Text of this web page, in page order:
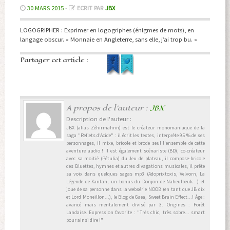
30 MARS 2015- ECRIT PAR JBX
LOGOGRIPHER : Exprimer en logogriphes (énigmes de mots), en
langage obscur. « Monnaie en Angleterre, sans elle, j’ai trop bu. »
Partager cet article :
A propos de l'auteur :JBX
Description de l'auteur :
JBX (alias Zéhirmahnn) est le créateur monomaniaque de la
saga "Reflets d’Acide" : il écrit les textes, interprète 95 % de ses
personnages, il mixe, bricole et brode seul l'ensemble de cette
aventure audio ! Il est également scénariste (BD), co-créateur
avec sa moitié (Pétulia) du Jeu de plateau, il compose-bricole
des Bluettes, hymnes et autres divagations musicales, il prête
sa voix dans quelques sagas mp3 (Adoprixtoxis, Velvorn, La
Légende de Xantah, un bonus du Donjon de Naheulbeuk...) et
joue de sa personne dans la websérie NOOB (en tant que JB dix
et Lord Moneillon...), le Blog de Gaea, Sweet Brain Effect...! Âge :
avancé mais mentalement divisé par 3. Origines : Forêt
Landaise. Expression favorite : "Très chic, très sobre... smart
pour ainsi dire !"